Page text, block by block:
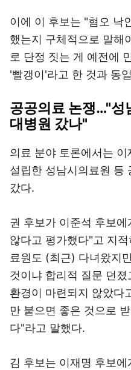
이에 이 후보는 "혐오 낙
했는지 구체적으로 말해
로 단정 짓는 게 예전에
'빨갱이'라고 한 것과 동
공공의료 논쟁…"성
대병원 갔나"
의료 분야 토론에서는
설립한 성남시의료원 등
갔다.
권 후보가 이준석 후보
않다고 평가했다"고 지
료원도 (최근) 다녀왔지
것이냐 합리적 질문 던
환경이 마련되지 않았다
만 붙으면 좋은 것으로
다"라고 말했다.
김 후보는 이재명 후보